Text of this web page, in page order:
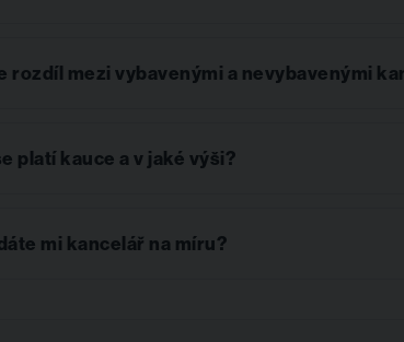
rozdíl mezi vybavenými a nevybavenými
platí kauce a v jaké výši?
mi kancelář na míru?